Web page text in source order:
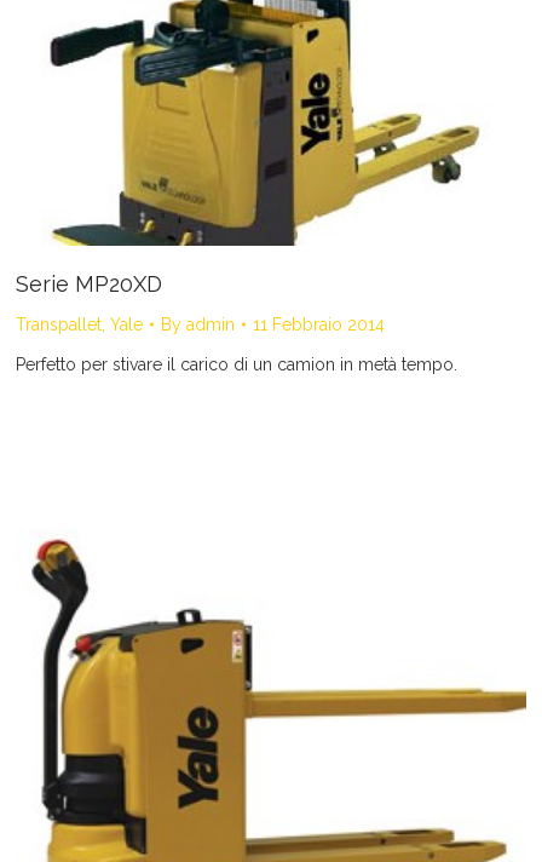
Serie MP20XD
Transpallet, Yale By admin 11 Febbraio 2014
Perfetto per stivare il carico di un camion in metà tempo.